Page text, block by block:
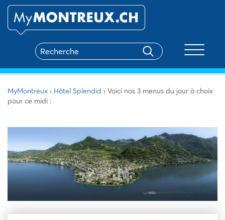
MyMontreux › Hôtel Splendid › Voici nos 3 menus du jour à choix
pour ce midi :